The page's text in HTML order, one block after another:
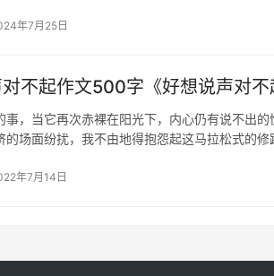
年7月25日
不起作文500字《好想说声对不
事，当它再次赤裸在阳光下，内心仍有说
的场面纷扰，我不由地得抱怨起这马拉松式的
年7月14日